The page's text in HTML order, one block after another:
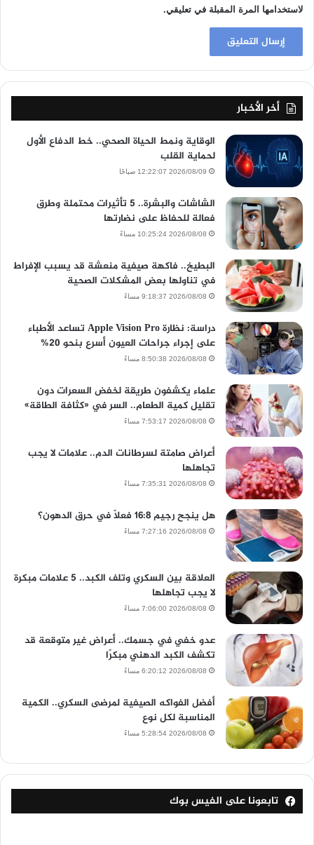
لاستخدامها المرة المقبلة في تعليقي.
أخر الأخبار
الوقاية ونمط الحياة الصحي.. خط الدفاع الأول
لحماية القلب
2026/08/09 12:22:07 صباحًا
الشاشات والبشرة.. 5 تأثيرات محتملة وطرق
فعالة للحفاظ على نضارتها
2026/08/08 10:25:24 مساءً
البطيخ.. فاكهة صيفية منعشة قد يسبب الإفراط
في تناولها بعض المشكلات الصحية
2026/08/08 9:18:37 مساءً
دراسة: نظارة Apple Vision Pro تساعد الأطباء
على إجراء جراحات العيون أسرع بنحو 20%
2026/08/08 8:50:38 مساءً
علماء يكشفون طريقة لخفض السعرات دون
تقليل كمية الطعام.. السر في «كثافة الطاقة»
2026/08/08 7:53:17 مساءً
أعراض صامتة لسرطانات الدم.. علامات لا يجب
تجاهلها
2026/08/08 7:35:31 مساءً
هل ينجح رجيم 16:8 فعلًا في حرق الدهون؟
2026/08/08 7:27:16 مساءً
العلاقة بين السكري وتلف الكبد.. 5 علامات مبكرة
لا يجب تجاهلها
2026/08/08 7:06:00 مساءً
عدو خفي في جسمك.. أعراض غير متوقعة قد
تكشف الكبد الدهني مبكرًا
2026/08/08 6:20:12 مساءً
أفضل الفواكه الصيفية لمرضى السكري.. الكمية
المناسبة لكل نوع
2026/08/08 5:28:54 مساءً
تابعونا على الفيس بوك